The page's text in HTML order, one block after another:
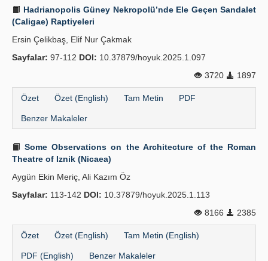
Hadrianopolis Güney Nekropolü’nde Ele Geçen Sandalet
(Caligae) Raptiyeleri
Ersin Çelikbaş, Elif Nur Çakmak
Sayfalar: 97-112 DOI: 10.37879/hoyuk.2025.1.097
3720
1897
Özet Özet (English) Tam Metin PDF
Benzer Makaleler
Some Observations on the Architecture of the Roman
Theatre of Iznik (Nicaea)
Aygün Ekin Meriç, Ali Kazım Öz
Sayfalar: 113-142 DOI: 10.37879/hoyuk.2025.1.113
8166
2385
Özet Özet (English) Tam Metin (English)
PDF (English) Benzer Makaleler